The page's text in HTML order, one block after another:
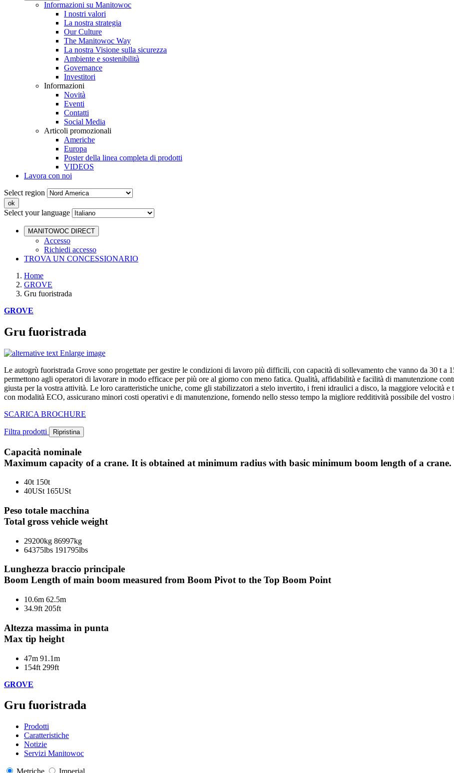
Informazioni su Manitowoc
I nostri valori
La nostra strategia
Our Culture
The Manitowoc Way
La nostra Visione sulla sicurezza
Ambiente e sostenibilità
Governance
Investitori
Informazioni
Novità
Eventi
Contatti
Social Media
Articoli promozionali
Americhe
Europa
Poster della linea completa di prodotti
VIDEOS
Lavora con noi
Select region
Select your language
MANITOWOC DIRECT
Accesso
Richiedi accesso
TROVA UN CONCESSIONARIO
Home
GROVE
Gru fuoristrada
GROVE
Gru fuoristrada
Enlarge image
Le autogrù fuoristrada Grove sono progettate per gestire le condizioni di lavoro più difficili, con capacità di sollevamento che vanno da 30 t a
permettono agli operatori di lavorare in modo efficace per più ore al giorno con meno fatica. Qualità, affidabilità e facilità di manutenzione
giusta per la vostra attività. Le loro caratteristiche uniche, come gli stabilizzatori a stelo invertito, i freni idraulici a disco, la maggiore velocità
con modalità ECO, assicurano minori costi operativi e di manutenzione, fornendo nello stesso tempo la migliore redditività possibile del vostro
SCARICA BROCHURE
Filtra prodotti Ripristina
Capacità nominale
Maximum capacity of a crane. It is obtained at minimum radius with basic minimum boom length of a crane.
40t 150t
40USt 165USt
Peso totale macchina
Total gross vehicle weight
29200kg 86997kg
64375lbs 191795lbs
Lunghezza braccio principale
Boom Length of main boom measured from Boom Pivot to the Top Boom Point
10.6m 62.5m
34.9ft 205ft
Altezza massima in punta
Max tip height
47m 91.1m
154ft 299ft
GROVE
Gru fuoristrada
Prodotti
Caratteristiche
Notizie
Servizi Manitowoc